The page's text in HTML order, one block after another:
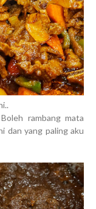
rambang mata
dan yang paling aku